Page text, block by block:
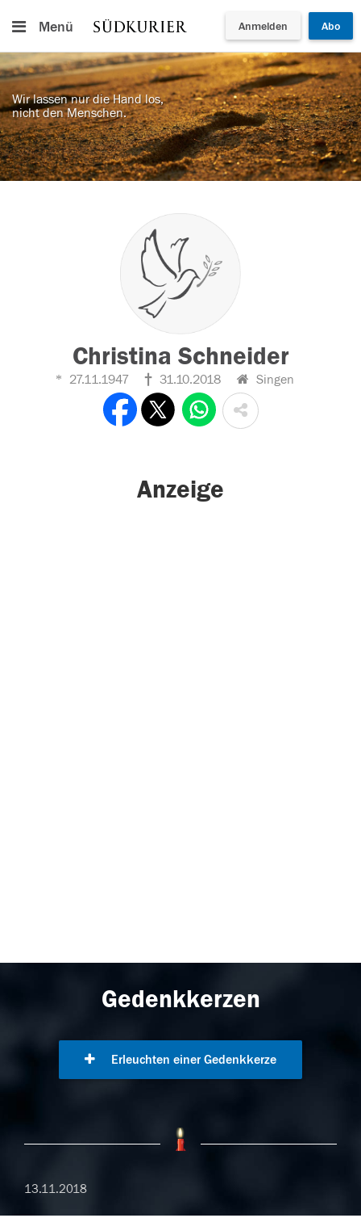
Menü Anmelden Abo
Wir lassen nur die Hand los,
nicht den Menschen.
Christina Schneider
27.11.1947 31.10.2018 Singen
Anzeige
Gedenkkerzen
Erleuchten einer Gedenkkerze
13.11.2018